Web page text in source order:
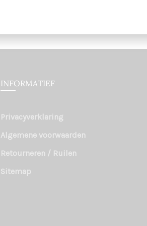
INFORMATIEF
Privacyverklaring
Algemene voorwaarden
Retourneren / Ruilen
Sitemap